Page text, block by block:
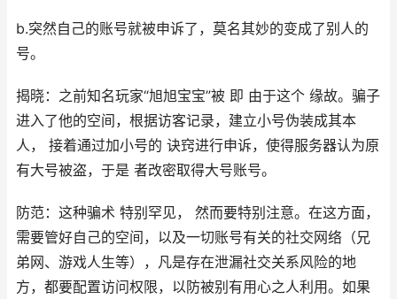
b.突然自己的账号就被申诉了，莫名其妙的变成了别人的
号。
揭晓：之前知名玩家“旭旭宝宝”被 即 由于这个 缘故。骗子
进入了他的空间，根据访客记录，建立小号伪装成其本
人， 接着通过加小号的 诀窍进行申诉，使得服务器认为原
有大号被盗，于是 者改密取得大号账号。
防范：这种骗术 特别罕见， 然而要特别注意。在这方面，
需要管好自己的空间，以及一切账号有关的社交网络（兄
弟网、游戏人生等），凡是存在泄漏社交关系风险的地
方，都要配置访问权限，以防被别有用心之人利用。如果